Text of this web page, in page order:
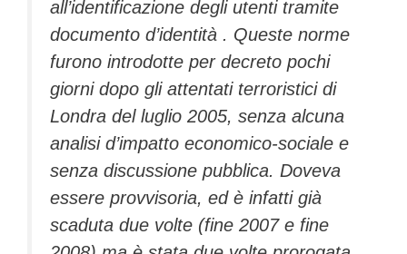
all’identificazione degli utenti tramite
documento d’identità . Queste norme
furono introdotte per decreto pochi
giorni dopo gli attentati terroristici di
Londra del luglio 2005, senza alcuna
analisi d’impatto economico-sociale e
senza discussione pubblica. Doveva
essere provvisoria, ed è infatti già
scaduta due volte (fine 2007 e fine